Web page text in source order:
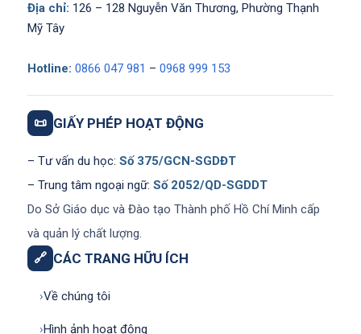
Địa chỉ: 126 – 128 Nguyễn Văn Thương, Phường Thạnh
Mỹ Tây
Hotline: 0866 047 981 – 0968 999 153
📜 GIẤY PHÉP HOẠT ĐỘNG
– Tư vấn du học: Số 375/GCN-SGDĐT
– Trung tâm ngoại ngữ: Số 2052/QD-SGDDT
Do Sở Giáo dục và Đào tạo Thành phố Hồ Chí Minh cấp
và quản lý chất lượng.
🔗 CÁC TRANG HỮU ÍCH
›Về chúng tôi
›Hình ảnh hoạt động